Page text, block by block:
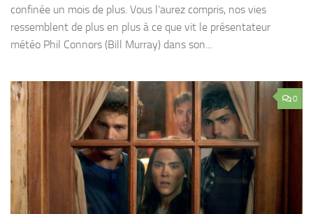
confinée un mois de plus. Vous l’aurez compris, nos vies
ressemblent de plus en plus à ce que vit le présentateur
météo Phil Connors (Bill Murray) dans son...
0